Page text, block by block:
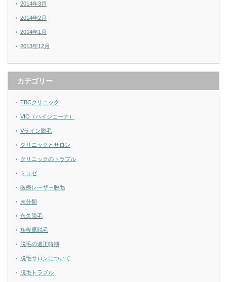
2014年3月
2014年2月
2014年1月
2013年12月
カテゴリー
TBCクリニック
VIO（ハイジニーナ）
Vライン脱毛
クリニックとサロン
クリニックのトラブル
ミュゼ
医療レーザー脱毛
未分類
永久脱毛
相模原脱毛
脱毛の適正時期
脱毛サロンについて
脱毛トラブル